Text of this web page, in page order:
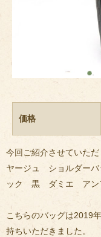
価格
今回ご紹介させていた
ヤージュ ショルダー
ック 黒 ダミエ アン
こちらのバッグは2019
持ちいただきました。